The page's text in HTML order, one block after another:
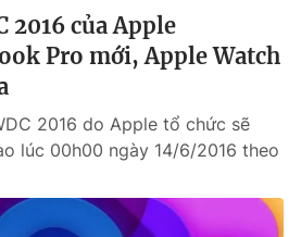
VTV8
2016 của Apple
Pro mới, Apple Watch
2016 do Apple tổ chức sẽ
lúc 00h00 ngày 14/6/2016 theo